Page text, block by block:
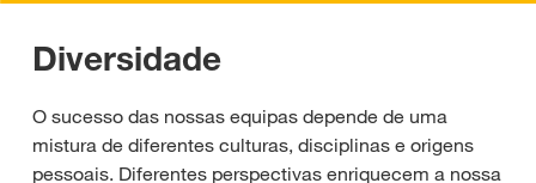
Diversidade
O sucesso das nossas equipas depende de uma
mistura de diferentes culturas, disciplinas e origens
pessoais. Diferentes perspectivas enriquecem a nossa